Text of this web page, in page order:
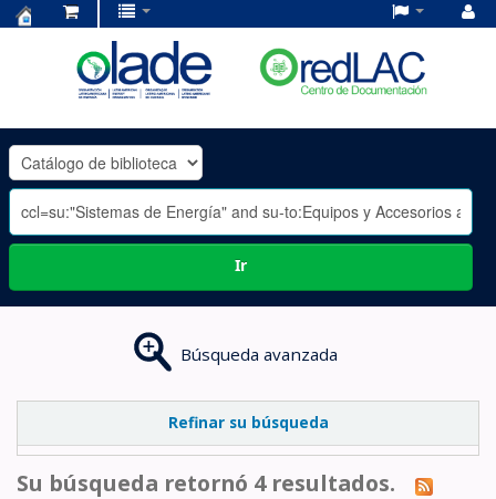
OLADE
-
Ir
Búsqueda avanzada
Refinar su búsqueda
Su búsqueda retornó 4 resultados.